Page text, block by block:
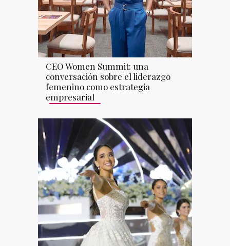
CEO Women Summit: una
conversación sobre el liderazgo
femenino como estrategia
empresarial